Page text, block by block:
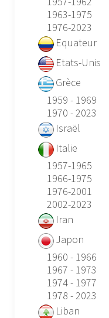
1963-1975
1976-2023
Equateur
Etats-Unis
Grèce
1959 - 1969
1970 - 2023
Israël
Italie
1957-1965
1966-1975
1976-2001
2002-2023
Iran
Japon
1960 - 1966
1967 - 1973
1974 - 1977
1978 - 2023
Liban